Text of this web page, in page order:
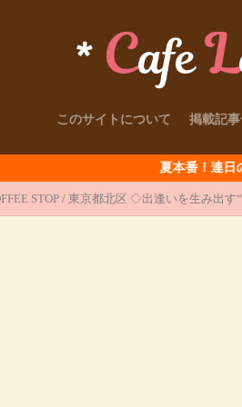
このサイトについて 掲載記
夏本番！連日のように猛
STOP / 東京都北区 ◇出逢いを生み出す